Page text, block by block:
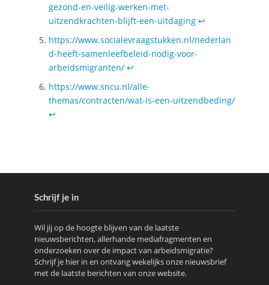
gezond-en-veilig-werken-met-
uitzendkrachten-blijft-een-uitdaging ↩︎
https://www.socialevraagstukken.nl/nederlan
d-heeft-samenleefbeleid-nodig-voor-
arbeidsmigranten/ ↩︎
https://www.sncu.nl/alle-
themas/contracten/wat-is-een-uitzendbeding/
↩︎
Schrijf je in
Wil jij op de hoogte blijven van de laatste
nieuwsberichten, allerhande mediafragmenten en
onderzoeken over de impact van arbeidsmigratie?
Schrijf je hier in en ontvang wekelijks onze nieuwsbrief
met de laatste berichten van onze website.